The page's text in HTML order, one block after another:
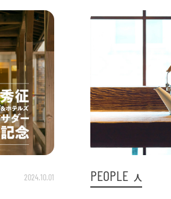
2024.10.01 PEOPLE 人